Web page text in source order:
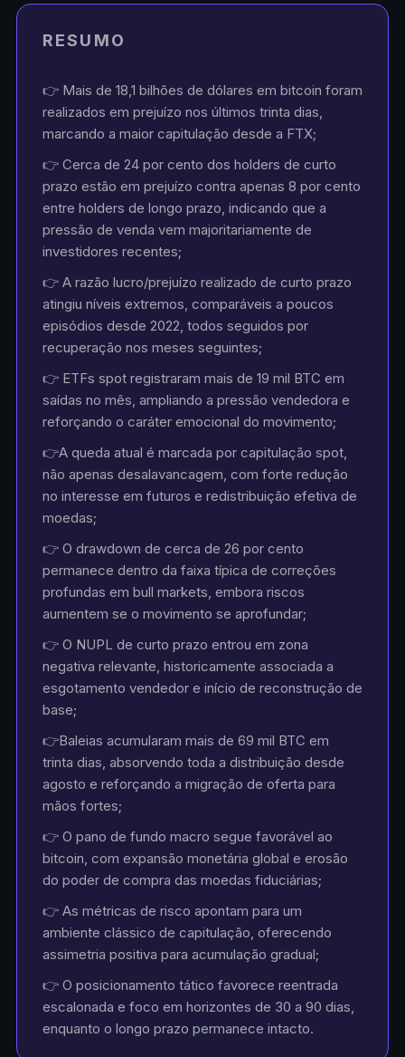
RESUMO
👉 Mais de 18,1 bilhões de dólares em bitcoin foram
realizados em prejuízo nos últimos trinta dias,
marcando a maior capitulação desde a FTX;
👉 Cerca de 24 por cento dos holders de curto
prazo estão em prejuízo contra apenas 8 por cento
entre holders de longo prazo, indicando que a
pressão de venda vem majoritariamente de
investidores recentes;
👉 A razão lucro/prejuízo realizado de curto prazo
atingiu níveis extremos, comparáveis a poucos
episódios desde 2022, todos seguidos por
recuperação nos meses seguintes;
👉 ETFs spot registraram mais de 19 mil BTC em
saídas no mês, ampliando a pressão vendedora e
reforçando o caráter emocional do movimento;
👉A queda atual é marcada por capitulação spot,
não apenas desalavancagem, com forte redução
no interesse em futuros e redistribuição efetiva de
moedas;
👉 O drawdown de cerca de 26 por cento
permanece dentro da faixa típica de correções
profundas em bull markets, embora riscos
aumentem se o movimento se aprofundar;
👉 O NUPL de curto prazo entrou em zona
negativa relevante, historicamente associada a
esgotamento vendedor e início de reconstrução de
base;
👉Baleias acumularam mais de 69 mil BTC em
trinta dias, absorvendo toda a distribuição desde
agosto e reforçando a migração de oferta para
mãos fortes;
👉 O pano de fundo macro segue favorável ao
bitcoin, com expansão monetária global e erosão
do poder de compra das moedas fiduciárias;
👉 As métricas de risco apontam para um
ambiente clássico de capitulação, oferecendo
assimetria positiva para acumulação gradual;
👉 O posicionamento tático favorece reentrada
escalonada e foco em horizontes de 30 a 90 dias,
enquanto o longo prazo permanece intacto.